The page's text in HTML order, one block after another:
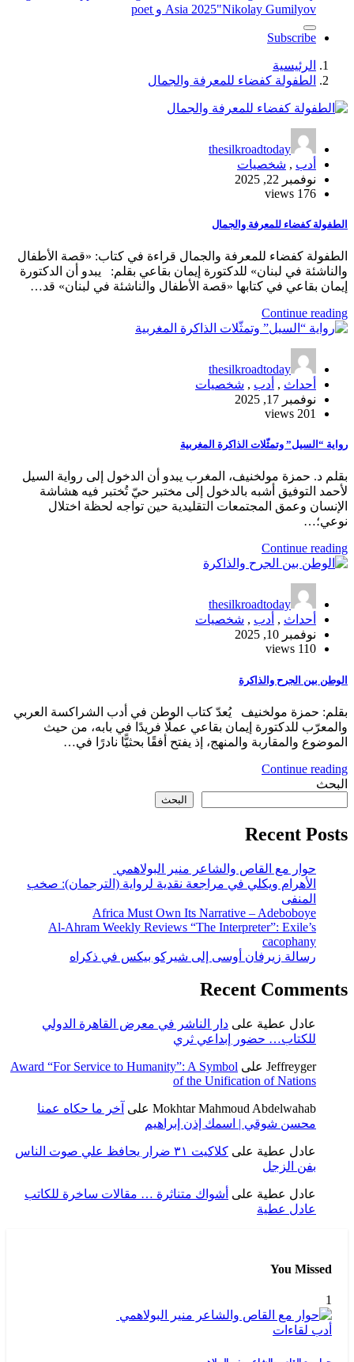
Asia 2025"Nikolay Gumilyov و poet
Subscribe
الرئيسية
الطفولة كفضاء للمعرفة والجمال
thesilkroadtoday
أدب , شخصيات
نوفمبر 22, 2025
176 views
الطفولة كفضاء للمعرفة والجمال
الطفولة كفضاء للمعرفة والجمال قراءة في كتاب: «قصة الأطفال
والناشئة في لبنان» للدكتورة إيمان بقاعي بقلم: يبدو أن الدكتورة
إيمان بقاعي في كتابها «قصة الأطفال والناشئة في لبنان» قد…
Continue reading
thesilkroadtoday
أحداث , أدب , شخصيات
نوفمبر 17, 2025
201 views
رواية “السيل” وتمثّلات الذاكرة المغربية
بقلم د. حمزة مولخنيف، المغرب يبدو أن الدخول إلى رواية السيل
لأحمد التوفيق أشبه بالدخول إلى مختبر حيّ تُختبر فيه هشاشة
الإنسان وعمق المجتمعات التقليدية حين تواجه لحظة اختلال
نوعي؛…
Continue reading
thesilkroadtoday
أحداث , أدب , شخصيات
نوفمبر 10, 2025
110 views
الوطن بين الجرح والذاكرة
بقلم: حمزة مولخنيف يُعدّ كتاب الوطن في أدب الشراكسة العربي
والمعرّب للدكتورة إيمان بقاعي عملًا فريدًا في بابه، من حيث
الموضوع والمقاربة والمنهج، إذ يفتح أفقًا بحثيًّا نادرًا في…
Continue reading
البحث
البحث
Recent Posts
حوار مع القاص والشاعر منير البولاهمي
الأهرام ويكلي في مراجعة نقدية لرواية (الترجمان): صخب
المنفى
Africa Must Own Its Narrative – Adeboboye
Al-Ahram Weekly Reviews “The Interpreter”: Exile’s
cacophany
رسالة زيرفان أوسى إلى شيركو بيكس في ذكراه
Recent Comments
عادل عطية على دار الناشر في معرض القاهرة الدولي
للكتاب… حضور إبداعي ثري
Jeffreyger على Award “For Service to Humanity”: A Symbol
of the Unification of Nations
Mokhtar Mahmoud Abdelwahab على آخر ما حكاه عمنا
محسن شوقي | اسمك إذن إبراهيم
عادل عطية على
كلاكيت ٣١ ضرار يحافظ علي صوت الناس
بفن الزجل
عادل عطية على أشواك متناثرة … مقالات ساخرة للكاتب
عادل عطية
You Missed
1
أدب لقاءات